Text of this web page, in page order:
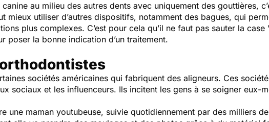
au milieu des autres dents avec uniquement des gouttières,
mieux utiliser d’autres dispositifs, notamment des bagues, qui
plus complexes. C’est pour cela qu’il ne faut pas sauter la
poser la bonne indication d’un traitement.
sociétés américaines qui fabriquent des aligneurs. Ces
sociaux et les influenceurs. Ils incitent les gens à se soigner eux-
une maman youtubeuse, suivie quotidiennement par des milliers